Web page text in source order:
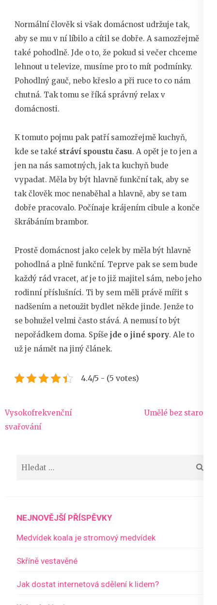
Normální člověk si však domácnost udržuje tak,
aby se mu v ní líbilo a cítil se dobře. A samozřejmě
také pohodlně. Jde o to, že pokud si večer chceme
lehnout u televize, musíme pro to mít podmínky.
Pohodlný gauč, nebo křeslo a při ruce to co nám
chutná. Tak tomu se říká správný relax v
domácnosti.
K tomuto pojmu pak patří samozřejmě kuchyň,
kde se také stráví spoustu času. A opět je to jen a
jen na nás samotných, jak ta kuchyň bude
vypadat. Měla by být hlavně funkční tak, aby se
tak člověk moc nenaběhal a hlavně, aby se tam
dobře pracovalo. Počínaje krájením cibule a konče
škrábáním brambor.
Prostě domácnost jako celek by měla být hlavně
pohodlná a plně funkční. Teprve pak se sem bude
každý rád vracet, ať je to již majitel sám, nebo jeho
rodinní příslušníci. Ti by sem měli právě mířit s
nadšením a netoužit bydlet někde jinde. Jenže to
se bohužel velmi často stává. A nemusí to být
nepořádkem doma. Spíše jde o jiné spory. Ale to
už je námět na jiný článek.
4.4/5 - (5 votes)
Navigace
pro
Vysokofrekvenční
svařování
Umělé bez starostí
NEJNOVĚJŠÍ PŘÍSPĚVKY
Medvídek koala je stromový medvídek
Skříně vestavěné
Jak dostat internetová sdělení k lidem?